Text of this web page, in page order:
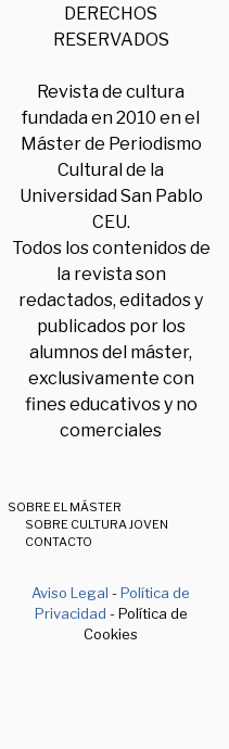
DERECHOS
RESERVADOS
Revista de cultura
fundada en 2010 en el
Máster de Periodismo
Cultural de la
Universidad San Pablo
CEU.
Todos los contenidos de
la revista son
redactados, editados y
publicados por los
alumnos del máster,
exclusivamente con
fines educativos y no
comerciales
SOBRE EL MÁSTER
SOBRE CULTURA JOVEN
CONTACTO
Aviso Legal -Política de
Privacidad - Política de
Cookies